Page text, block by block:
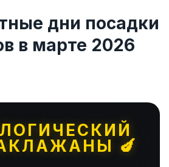
дни посадки
в марте 2026
🍆